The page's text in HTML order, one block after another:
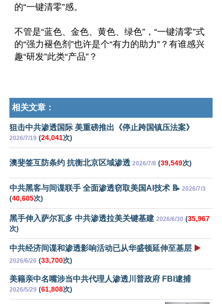
的“一键清零”感。
不管是“蓝色、金色、黄色、绿色”，“一键清零”式
的“强力褪色剂”也许是个“有力的助力”？有谁感兴
趣“研发”此类“产品”？
相关文章：
狙击中共渗透国际 美重磅推出《停止跨国镇压法案》
2026/7/19 (24,041次)
澳斐签互防条约 抗衡北京区域渗透 2026/7/8 (39,549次)
中共黑客与间谍联手 全面渗透窃取美国AI技术 📝 2026/7/3
(40,605次)
黑手伸入萨尔瓦多 中共渗透拉美关键基建 2026/6/30 (35,967
次)
中共经济间谍和渗透影响活动已从华盛顿延伸至基层 ▶️
2026/6/26 (33,700次)
美籍亲中名嘴涉当中共代理人渗透川普政府 FBI逮捕
2026/5/29 (61,808次)